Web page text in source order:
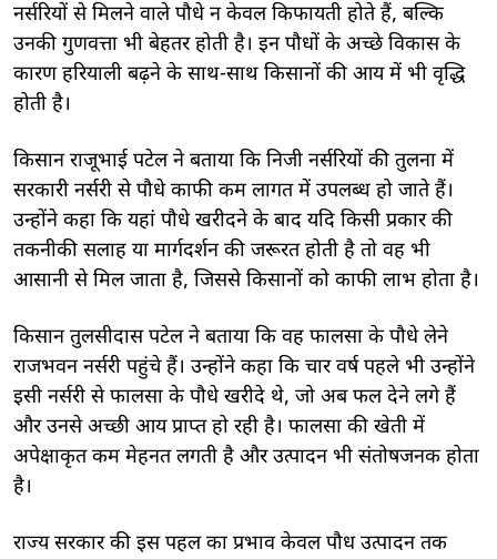
नर्सरियों से मिलने वाले पौधे न केवल किफायती होते हैं, बल्कि
उनकी गुणवत्ता भी बेहतर होती है। इन पौधों के अच्छे विकास के
कारण हरियाली बढ़ने के साथ-साथ किसानों की आय में भी वृद्धि
होती है।
किसान राजूभाई पटेल ने बताया कि निजी नर्सरियों की तुलना में
सरकारी नर्सरी से पौधे काफी कम लागत में उपलब्ध हो जाते हैं।
उन्होंने कहा कि यहां पौधे खरीदने के बाद यदि किसी प्रकार की
तकनीकी सलाह या मार्गदर्शन की जरूरत होती है तो वह भी
आसानी से मिल जाता है, जिससे किसानों को काफी लाभ होता है।
किसान तुलसीदास पटेल ने बताया कि वह फालसा के पौधे लेने
राजभवन नर्सरी पहुंचे हैं। उन्होंने कहा कि चार वर्ष पहले भी उन्होंने
इसी नर्सरी से फालसा के पौधे खरीदे थे, जो अब फल देने लगे हैं
और उनसे अच्छी आय प्राप्त हो रही है। फालसा की खेती में
अपेक्षाकृत कम मेहनत लगती है और उत्पादन भी संतोषजनक होता
है।
राज्य सरकार की इस पहल का प्रभाव केवल पौध उत्पादन तक